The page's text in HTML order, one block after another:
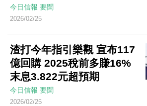
今日信報 要聞
2026/02/25
渣打今年指引樂觀 宣布117
億回購 2025稅前多賺16%
末息3.822元超預期
今日信報 要聞
2026/02/25